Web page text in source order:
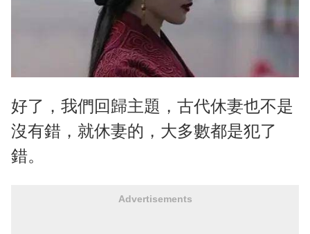
好了，我們回歸主題，古代休妻也不是
沒有錯，就休妻的，大多數都是犯了
錯。
Advertisements